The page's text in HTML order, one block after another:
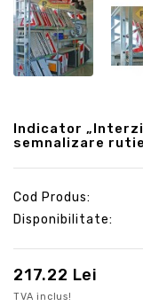
Indicator
semnalizare
Cod Produs:
Disponibilitate:
217.22 Lei
TVA inclus!